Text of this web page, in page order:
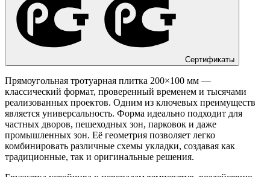
Сертификаты
Прямоугольная тротуарная плитка 200×100 мм —
классический формат, проверенный временем и тысячами
реализованных проектов. Одним из ключевых преимуществ
является универсальность. Форма идеально подходит для
частных дворов, пешеходных зон, парковок и даже
промышленных зон. Её геометрия позволяет легко
комбинировать различные схемы укладки, создавая как
традиционные, так и оригинальные решения.